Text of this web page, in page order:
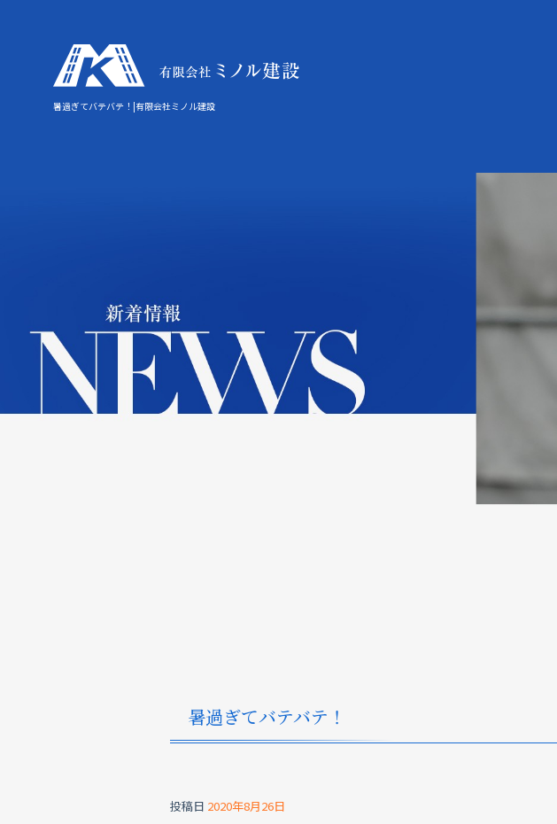
暑過ぎてバテバテ！|有限会社ミノル建設
暑過ぎてバテバテ！
投稿日 2020年8月26日